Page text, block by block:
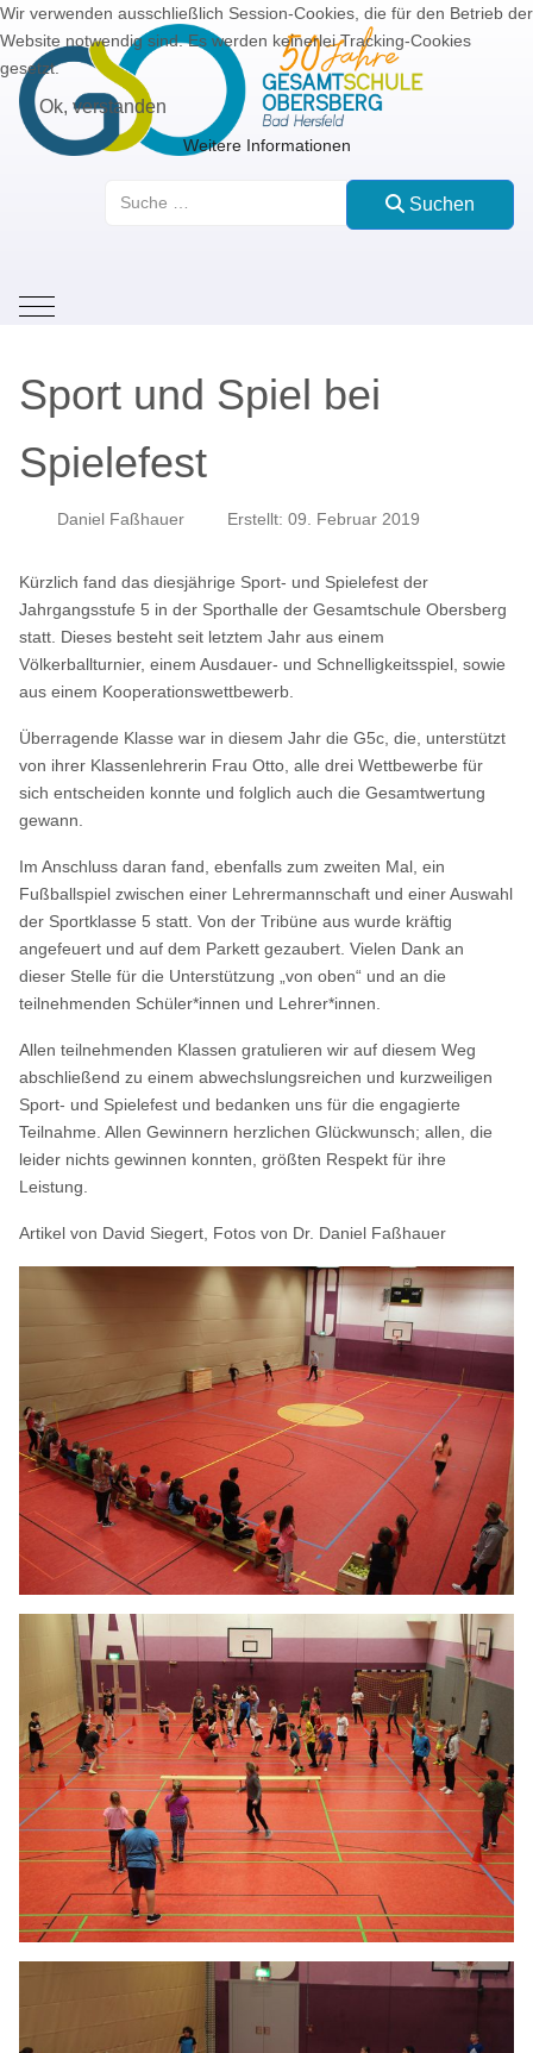
Suchen
Mobile Menu Toggle
Sport und Spiel bei
Spielefest
Daniel Faßhauer Erstellt: 09. Februar 2019
Kürzlich fand das diesjährige Sport- und Spielefest der
Jahrgangsstufe 5 in der Sporthalle der Gesamtschule Obersberg
statt. Dieses besteht seit letztem Jahr aus einem
Völkerballturnier, einem Ausdauer- und Schnelligkeitsspiel, sowie
aus einem Kooperationswettbewerb.
Überragende Klasse war in diesem Jahr die G5c, die, unterstützt
von ihrer Klassenlehrerin Frau Otto, alle drei Wettbewerbe für
sich entscheiden konnte und folglich auch die Gesamtwertung
gewann.
Im Anschluss daran fand, ebenfalls zum zweiten Mal, ein
Fußballspiel zwischen einer Lehrermannschaft und einer Auswahl
der Sportklasse 5 statt. Von der Tribüne aus wurde kräftig
angefeuert und auf dem Parkett gezaubert. Vielen Dank an
dieser Stelle für die Unterstützung „von oben“ und an die
teilnehmenden Schüler*innen und Lehrer*innen.
Allen teilnehmenden Klassen gratulieren wir auf diesem Weg
abschließend zu einem abwechslungsreichen und kurzweiligen
Sport- und Spielefest und bedanken uns für die engagierte
Teilnahme. Allen Gewinnern herzlichen Glückwunsch; allen, die
leider nichts gewinnen konnten, größten Respekt für ihre
Leistung.
Artikel von David Siegert, Fotos von Dr. Daniel Faßhauer
Wir verwenden ausschließlich Session-Cookies, die für den Betrieb der
Website notwendig sind. Es werden keinerlei Tracking-Cookies
gesetzt.
Ok, verstanden
Weitere Informationen